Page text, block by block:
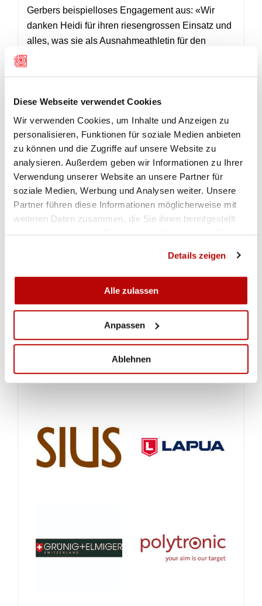
Diese Webseite verwendet Cookies
Wir verwenden Cookies, um Inhalte und Anzeigen zu
personalisieren, Funktionen für soziale Medien anbieten
zu können und die Zugriffe auf unsere Website zu
analysieren. Außerdem geben wir Informationen zu Ihrer
Verwendung unserer Website an unsere Partner für
soziale Medien, Werbung und Analysen weiter. Unsere
Partner führen diese Informationen möglicherweise mit
weiteren Daten zusammen, die Sie ihnen bereitgestellt
Details zeigen
Alle zulassen
Anpassen
Ablehnen
Gerbers beispielloses Engagement aus: «Wir
danken Heidi für ihren riesengrossen Einsatz und
alles, was sie als Ausnahmeathletin für den
das Allerbeste und einen grossartigen Abschluss,
zusammen mit dem Team.»
Der SSV respektiert Heidi Diethelm Gerbers
Entscheidung und unterstützt sie in dieser
Übergangsphase, während sie ihre Aufgaben bis
Ende 2024 weiterführt. Ihr Vermächtnis und ihr
Einfluss auf den Schiesssport werden noch lange
nach ihrem Ausscheiden spürbar sein.